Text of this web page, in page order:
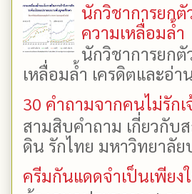
นักวิชาการยกตั
ความเหลื่อมล้ำ
นักวิชาการยกตั
เหลื่อมล้ำ เครดิตและอ่
30 คำถามจากคนไม่รักเ
สามสิบคำถาม เกี่ยวกับ
ดิน รักไทย มหาวิทยาลั
ครีมกันแดดจำเป็นเพียง